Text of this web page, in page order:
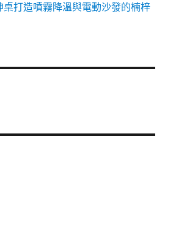
桌打造噴霧降溫與電動沙發的楠梓